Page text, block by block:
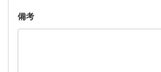
備考